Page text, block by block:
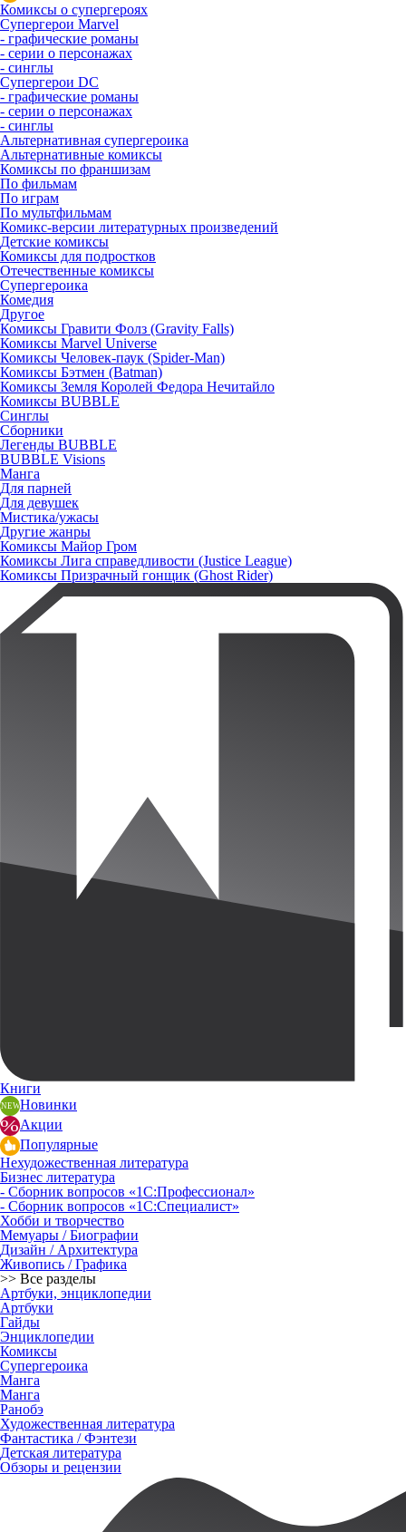
Комиксы о супергероях
Супергерои Marvel
- графические романы
- серии о персонажах
- синглы
Супергерои DC
- графические романы
- серии о персонажах
- синглы
Альтернативная супергероика
Альтернативные комиксы
Комиксы по франшизам
По фильмам
По играм
По мультфильмам
Комикс-версии литературных произведений
Детские комиксы
Комиксы для подростков
Отечественные комиксы
Супергероика
Комедия
Другое
Комиксы Гравити Фолз (Gravity Falls)
Комиксы Marvel Universe
Комиксы Человек-паук (Spider-Man)
Комиксы Бэтмен (Batman)
Комиксы Земля Королей Федора Нечитайло
Комиксы BUBBLE
Синглы
Сборники
Легенды BUBBLE
BUBBLE Visions
Манга
Для парней
Для девушек
Мистика/ужасы
Другие жанры
Комиксы Майор Гром
Комиксы Лига справедливости (Justice League)
Комиксы Призрачный гонщик (Ghost Rider)
Книги
Новинки
Акции
Популярные
Нехудожественная литература
Бизнес литература
- Сборник вопросов «1С:Профессионал»
- Сборник вопросов «1С:Специалист»
Хобби и творчество
Мемуары / Биографии
Дизайн / Архитектура
Живопись / Графика
>> Все разделы
Артбуки, энциклопедии
Артбуки
Гайды
Энциклопедии
Комиксы
Супергероика
Манга
Манга
Ранобэ
Художественная литература
Фантастика / Фэнтези
Детская литература
Обзоры и рецензии